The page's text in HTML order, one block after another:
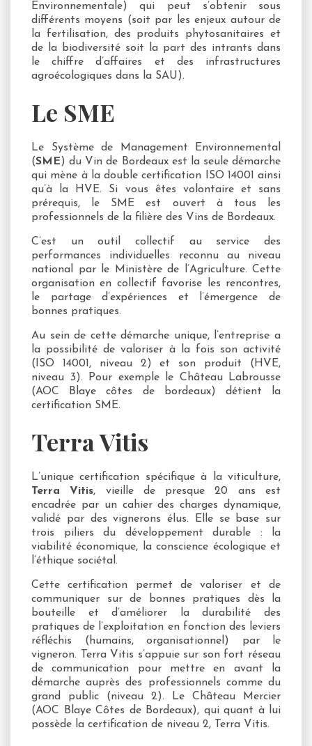
Environnementale) qui peut s’obtenir sous
différents moyens (soit par les enjeux autour de
la fertilisation, des produits phytosanitaires et
de la biodiversité soit la part des intrants dans
le chiffre d’affaires et des infrastructures
agroécologiques dans la SAU).
Le SME
Le Système de Management Environnemental
(SME) du Vin de Bordeaux est la seule démarche
qui mène à la double certification ISO 14001 ainsi
qu’à la HVE. Si vous êtes volontaire et sans
prérequis, le SME est ouvert à tous les
professionnels de la filière des Vins de Bordeaux.
C’est un outil collectif au service des
performances individuelles reconnu au niveau
national par le Ministère de l’Agriculture. Cette
organisation en collectif favorise les rencontres,
le partage d’expériences et l’émergence de
bonnes pratiques.
Au sein de cette démarche unique, l’entreprise a
la possibilité de valoriser à la fois son activité
(ISO 14001, niveau 2) et son produit (HVE,
niveau 3). Pour exemple le Château Labrousse
(AOC Blaye côtes de bordeaux) détient la
certification SME.
Terra Vitis
L’unique certification spécifique à la viticulture,
Terra Vitis, vieille de presque 20 ans est
encadrée par un cahier des charges dynamique,
validé par des vignerons élus. Elle se base sur
trois piliers du développement durable : la
viabilité économique, la conscience écologique et
l’éthique sociétal.
Cette certification permet de valoriser et de
communiquer sur de bonnes pratiques dès la
bouteille et d’améliorer la durabilité des
pratiques de l’exploitation en fonction des leviers
réfléchis (humains, organisationnel) par le
vigneron. Terra Vitis s’appuie sur son fort réseau
de communication pour mettre en avant la
démarche auprès des professionnels comme du
grand public (niveau 2). Le Château Mercier
(AOC Blaye Côtes de Bordeaux), qui quant à lui
possède la certification de niveau 2, Terra Vitis.